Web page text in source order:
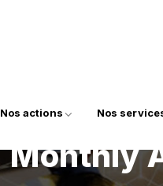
Nos actions Nos
Monthly